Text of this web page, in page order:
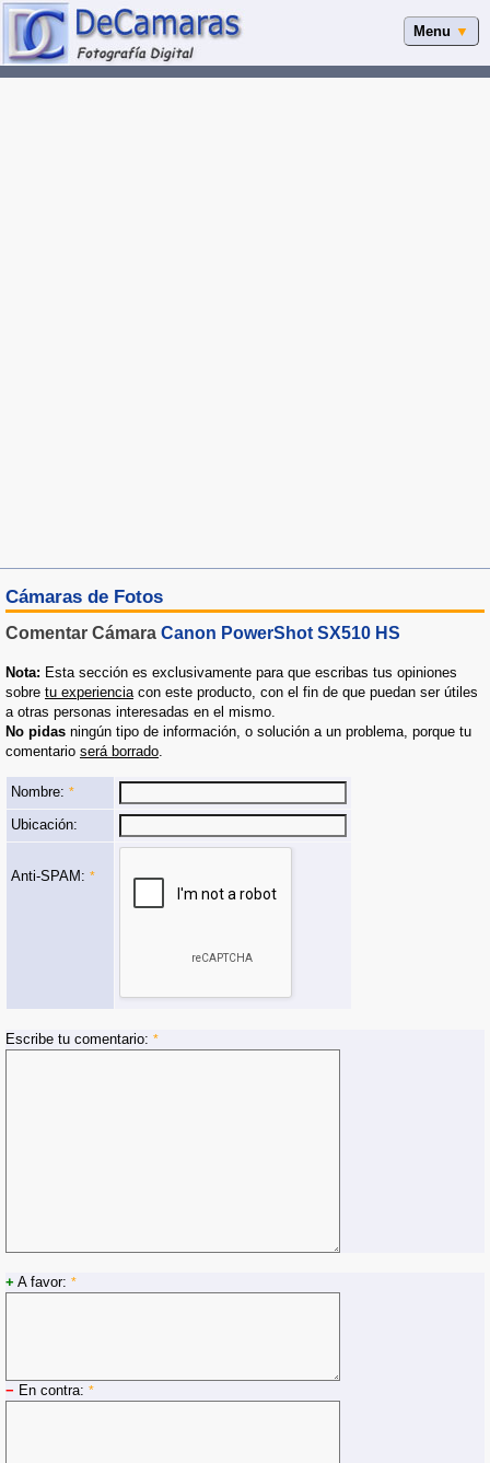
Menu ▼
Cámaras de Fotos
Comentar Cámara Canon PowerShot SX510 HS
Nota: Esta sección es exclusivamente para que escribas tus opiniones
sobre tu experienciacon este producto, con el fin de que puedan ser útiles
a otras personas interesadas en el mismo.
No pidas ningún tipo de información, o solución a un problema, porque tu
comentario será borrado.
Nombre: *
Ubicación:
Anti-SPAM: *
Escribe tu comentario: *
+ A favor: *
− En contra: *